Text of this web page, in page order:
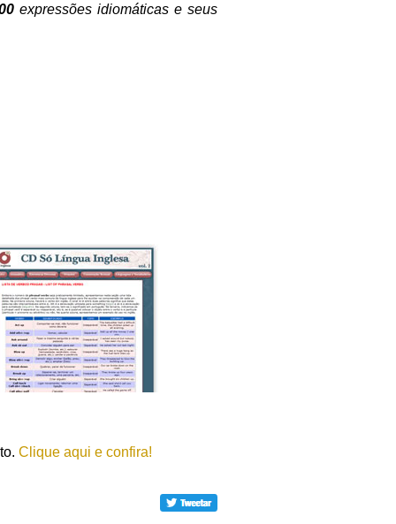
expressões idiomáticas e seus
Clique aqui e confira!